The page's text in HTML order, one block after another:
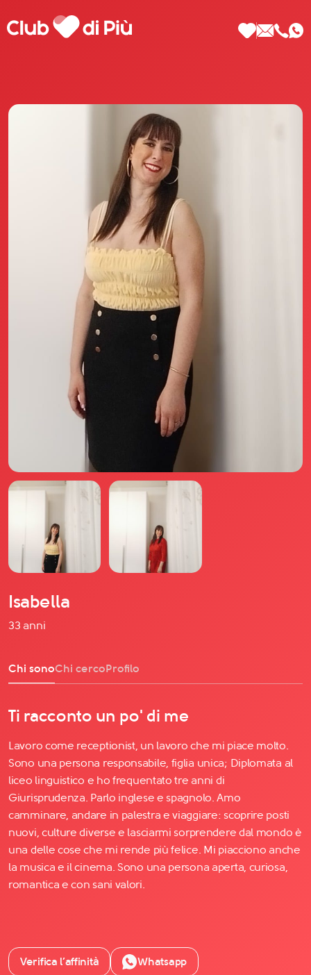
Scopri Club di Più
Le testimonianze Club di Più
La fondatrice Valeria Pilla
Annunci Donne
Agenzia matrimoniale Club di Più
Love Notebook
Il libro Donna di Cuori
Quanto costa Club di Più
Love Academy
Domande Frequenti
Impegno Sociale
Le nostre sedi
YouTube
Instagram
TikTok
Isabella
33 anni
Chi sonoChi cercoProfilo
Ti racconto un po' di me
Lavoro come receptionist, un lavoro che mi piace molto.
Sono una persona responsabile, figlia unica; Diplomata al
liceo linguistico e ho frequentato tre anni di
Giurisprudenza. Parlo inglese e spagnolo. Amo
camminare, andare in palestra e viaggiare: scoprire posti
nuovi, culture diverse e lasciarmi sorprendere dal mondo è
una delle cose che mi rende più felice. Mi piacciono anche
la musica e il cinema. Sono una persona aperta, curiosa,
romantica e con sani valori.
Verifica l’affinità Whatsapp